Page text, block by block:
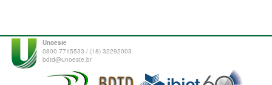
Unoeste
0800 7715533 / (18) 32292003
bdtd@unoeste.br